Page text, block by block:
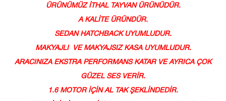
ÜRÜNÜMÜZ İTHAL TAYVAN ÜRÜNÜDÜR.
A KALİTE ÜRÜNDÜR.
SEDAN HATCHBACK UYUMLUDUR.
MAKYAJLI VE MAKYAJSIZ KASA UYUMLUDUR.
ARACINIZA EKSTRA PERFORMANS KATAR VE AYRICA ÇOK
GÜZEL SES VERİR.
1.6 MOTOR İÇİN AL TAK ŞEKLİNDEDİR.